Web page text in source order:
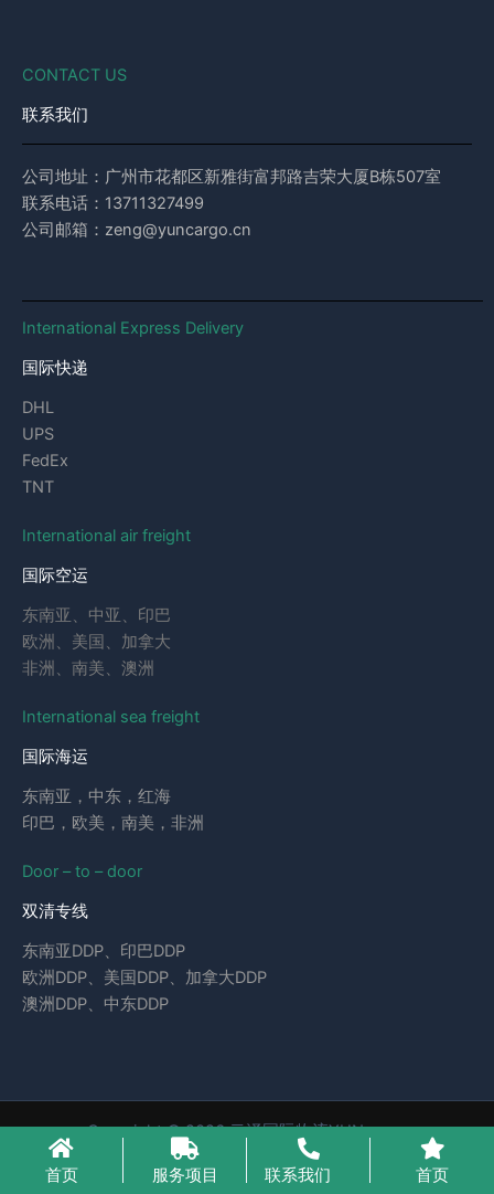
CONTACT US
联系我们
公司地址：广州市花都区新雅街富邦路吉荣大厦B栋507室
联系电话：13711327499
公司邮箱：zeng@yuncargo.cn
International Express Delivery
国际快递
DHL
UPS
FedEx
TNT
International air freight
国际空运
东南亚、中亚、印巴
欧洲、美国、加拿大
非洲、南美、澳洲
International sea freight
国际海运
东南亚，中东，红海
印巴，欧美，南美，非洲
Door – to – door
双清专线
东南亚DDP、印巴DDP
欧洲DDP、美国DDP、加拿大DDP
澳洲DDP、中东DDP
Copyright © 2026 云泽国际物流YUNcargo
粤ICP备2023046221号-1
首页 服务项目 联系我们 首页